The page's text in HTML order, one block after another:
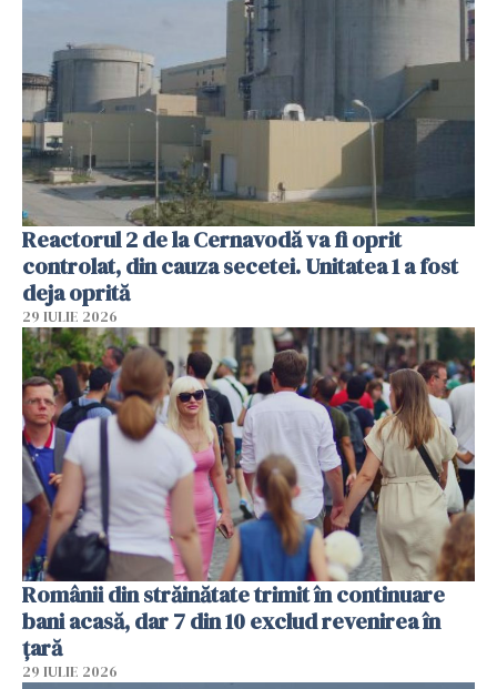
Reactorul 2 de la Cernavodă va fi oprit
controlat, din cauza secetei. Unitatea 1 a fost
deja oprită
29 IULIE 2026
Românii din străinătate trimit în continuare
bani acasă, dar 7 din 10 exclud revenirea în
țară
29 IULIE 2026